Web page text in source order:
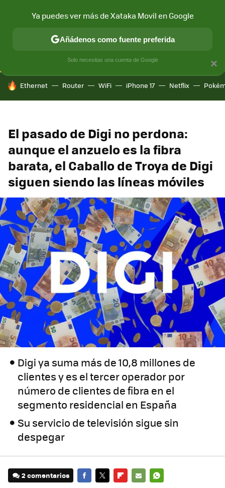
CONECTIVIDAD MÓVIL Y SOCIEDAD APLICACIONES
HOY SE HABLA DE
Ethernet Router WiFi iPhone 17 Netflix
El pasado de Digi no perdona:
aunque el anzuelo es la fibra
barata, el Caballo de Troya de Digi
siguen siendo las líneas móviles
Digi ya suma más de 10,8 millones de
clientes y es el tercer operador por
número de clientes de fibra en el
segmento residencial en España
Su servicio de televisión sigue sin
despegar
2 comentarios
×
Ya puedes ver más de Xataka Movil en Google
Añádenos como fuente preferida
Solo necesitas una cuenta de Google